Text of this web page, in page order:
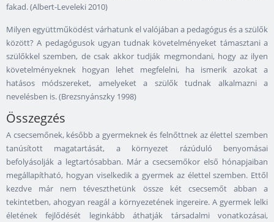
fakad. (Albert-Leveleki 2010)
Milyen együttműködést várhatunk el valójában a pedagógus és a szülők
között? A pedagógusok ugyan tudnak követelményeket támasztani a
szülőkkel szemben, de csak akkor tudják megmondani, hogy az ilyen
követelményeknek hogyan lehet megfelelni, ha ismerik azokat a
hatásos módszereket, amelyeket a szülők tudnak alkalmazni a
nevelésben is. (Brezsnyánszky 1998)
Összegzés
A csecsemőnek, később a gyermeknek és felnőttnek az élettel szemben
tanúsított magatartását, a környezet rázúduló benyomásai
befolyásolják a legtartósabban. Már a csecsemőkor első hónapjaiban
megállapítható, hogyan viselkedik a gyermek az élettel szemben. Ettől
kezdve már nem téveszthetünk össze két csecsemőt abban a
tekintetben, ahogyan reagál a környezetének ingereire. A gyermek lelki
életének fejlődését leginkább áthatják társadalmi vonatkozásai,